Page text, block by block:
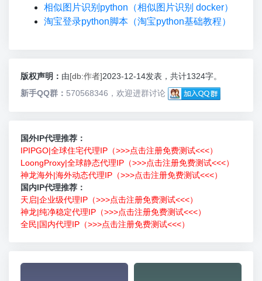
相似图片识别python（相似图片识别 docker）
淘宝登录python脚本（淘宝python基础教程）
版权声明： 由[db:作者]2023-12-14发表，共计1324字。
新手QQ群： 570568346，欢迎进群讨论
国外IP代理推荐：
IPIPGO|全球住宅代理IP（>>>点击注册免费测试<<<）
LoongProxy|全球静态代理IP（>>>点击注册免费测试<<<）
神龙海外|海外动态代理IP（>>>点击注册免费测试<<<）
国内IP代理推荐：
天启|企业级代理IP（>>>点击注册免费测试<<<）
神龙|纯净稳定代理IP（>>>点击注册免费测试<<<）
全民|国内代理IP（>>>点击注册免费测试<<<）